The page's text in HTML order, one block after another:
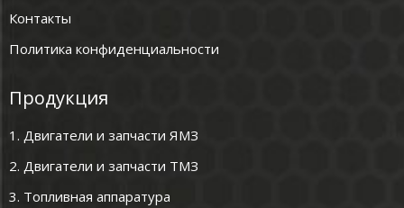
Контакты
Политика конфиденциальности
Продукция
1. Двигатели и запчасти ЯМЗ
2. Двигатели и запчасти ТМЗ
3. Топливная аппаратура